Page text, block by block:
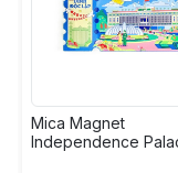
Collection:
BST “Biểu tượng
Mica Magnet
Independence